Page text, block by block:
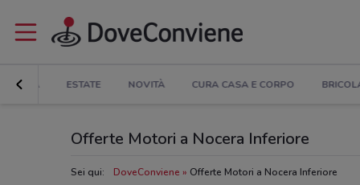
ESTATE NOVITÀ CURA CASA E CORPO
Offerte Motori a Nocera Inferiore
Sei qui: DoveConviene Offerte Motori a Nocera Inferiore